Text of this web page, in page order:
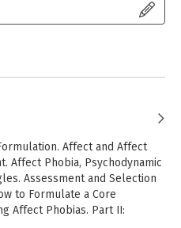
Affect and Affect
Affect Phobia, Psychodynamic
Assessment and Selection
to Formulate a Core
Affect Phobias. Part II: